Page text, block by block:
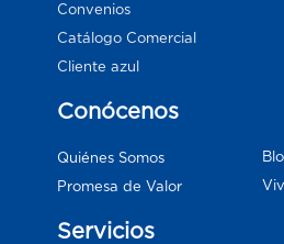
Convenios
Catálogo Comercial
Cliente azul
Conócenos
Quiénes Somos
Promesa de Valor
Servicios